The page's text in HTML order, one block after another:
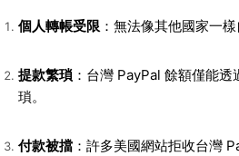
個人轉帳受限 ：無法像其他國家一
提款繁瑣 ：台灣 PayPal 餘額僅能
瑣。
付款被擋 ：許多美國網站拒收台灣